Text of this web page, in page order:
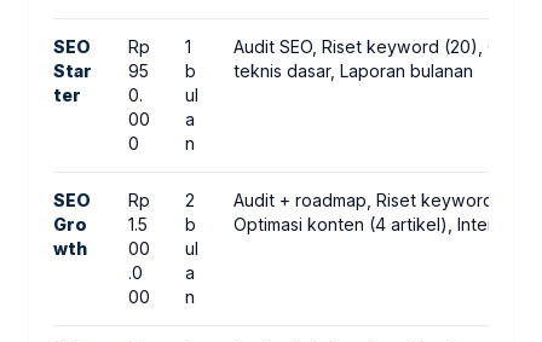
SEO
Star
ter
Rp
95
0.
00
0
1
b
ul
a
n
Audit SEO, Riset keyword (20),
teknis dasar, Laporan bulanan
SEO
Gro
wth
Rp
1.5
00
.0
00
2
b
ul
a
n
Audit + roadmap, Riset keyword
Optimasi konten (4 artikel), Internal